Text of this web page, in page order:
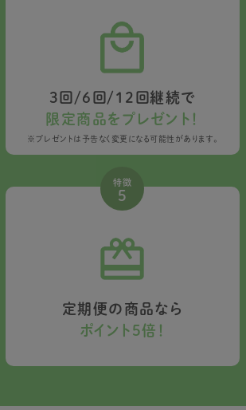
3回/6回/12回継続で
限定商品をプレゼント！
※プレゼントは予告なく変更になる可能性があります。
特徴
5
定期便の商品なら
ポイント5倍！